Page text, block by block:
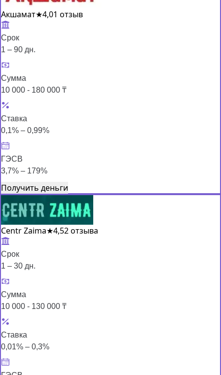
Акшамат★4,01 отзыв
Срок
1 – 90 дн.
Сумма
10 000 - 180 000 ₸
Ставка
0,1% – 0,99%
ГЭСВ
3,7% – 179%
Получить деньги
Centr Zaima★4,52 отзыва
Срок
1 – 30 дн.
Сумма
10 000 - 130 000 ₸
Ставка
0,01% – 0,3%